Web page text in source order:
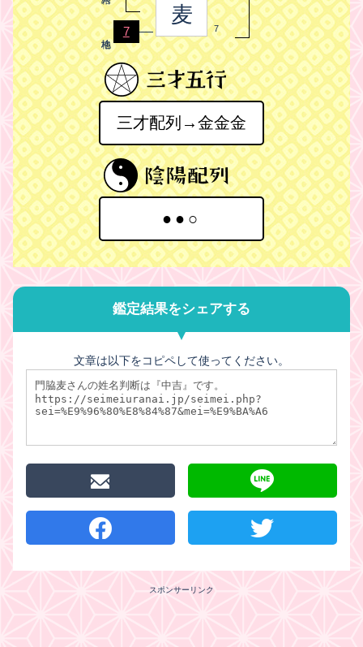
麦
7
7
三才配列→金金金
●●○
鑑定結果をシェアする
文章は以下をコピペして使ってください。
スポンサーリンク